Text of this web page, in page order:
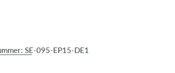
SE-095-EP15-DE1